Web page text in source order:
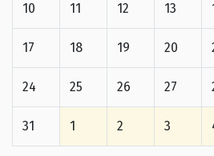
10 11 12 13
17 18 19 20
24 25 26 27
31 1 2 3